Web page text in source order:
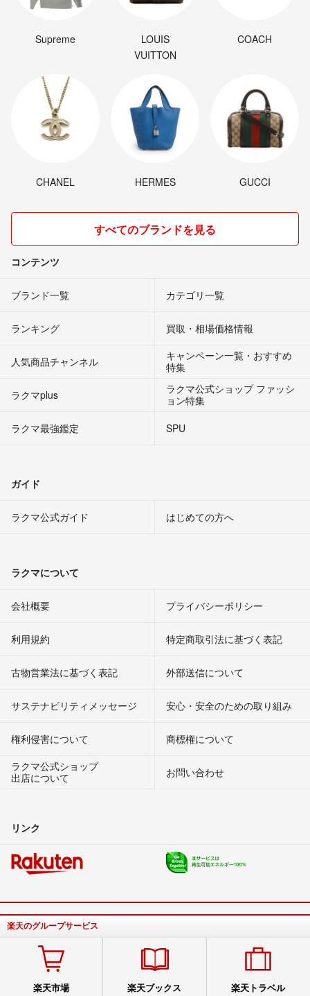
Supreme
LOUIS
VUITTON
COACH
CHANEL HERMES GUCCI
すべてのブランドを見る
コンテンツ
ブランド一覧 カテゴリ一覧
ランキング 買取・相場価格情報
人気商品チャンネル
キャンペーン一覧・おすすめ
特集
ラクマplus
ラクマ公式ショップ ファッシ
ョン特集
ラクマ最強鑑定
SPU
ガイド
ラクマ公式ガイド はじめての方へ
ラクマについて
会社概要 プライバシーポリシー
利用規約 特定商取引法に基づく表記
古物営業法に基づく表記 外部送信について
サステナビリティメッセージ 安心・安全のための取り組み
権利侵害について
商標権について
ラクマ公式ショップ
出店について
お問い合わせ
リンク
楽天のグループサービス
楽天市場 楽天ブックス 楽天トラベル